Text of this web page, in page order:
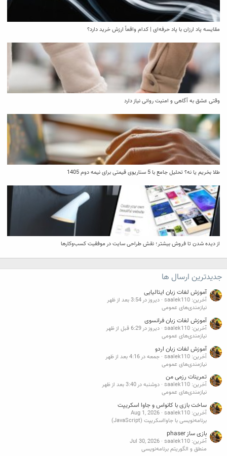
مقایسه پاد ارزان با پاد حرفه‌ای | کدام واقعاً ارزش خرید دارد؟
وقتی عشق به آگاهی و امنیت روانی نیاز دارد
طلا بخریم یا نه؟ تحلیل جامع با 5 سناریوی قیمتی برای نیمه دوم 1405
از دیده شدن تا فروش بیشتر؛ نقش طراحی سایت در موفقیت کسب‌وکارها
جدیدترین ارسال ها
آموزش لغات زبان ایتالیایی
آخرین: saalek110
دیروز در 3:54 بعد از ظهر
نیازمندی‌های عمومی
آموزش لغات زبان فرانسوی
آخرین: saalek110
دیروز در 6:29 قبل از ظهر
نیازمندی‌های عمومی
آموزش لغات زبان اردو
آخرین: saalek110
جمعه در 4:16 بعد از ظهر
نیازمندی‌های عمومی
تمرینات رزمی من
آخرین: saalek110
دوشنبه در 3:40 بعد از ظهر
نیازمندی‌های عمومی
ساخت بازی با کانواس و جاوا اسکریپت
آخرین: saalek110
Aug 1, 2026
برنامه‌نویسی با جاوااسکریپت (JavaScript)
بازی ساز phaser
آخرین: saalek110
Jul 30, 2026
منطق و الگوریتم برنامه‌نویسی